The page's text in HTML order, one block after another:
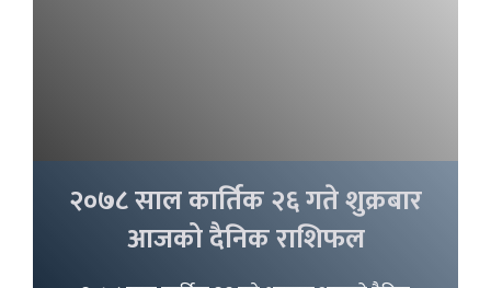
२०७८ साल कार्तिक २६ गते शुक्रबार
आजको दैनिक राशिफल